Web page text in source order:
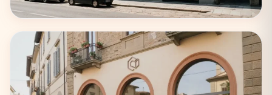
Bologna
17 coworking